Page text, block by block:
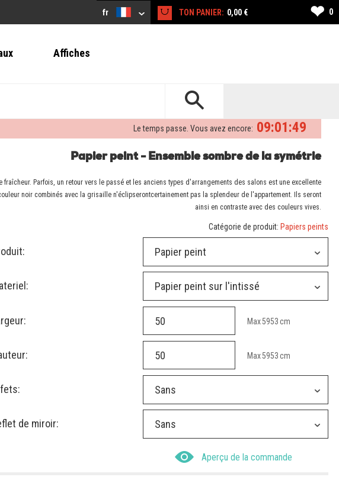
fr TON PANIER: 0,00 € ❤ 0
Affiches
09:01:48
Le temps passe. Vous avez encore:
Papier peint - Ensemble sombre de la symétrie
fraîcheur. Parfois, un retour vers le passé et les anciens types d'arrangements des salons est une excellente
noir combinés avec la grisaille n'éclipserontcertainement pas la splendeur de l'appartement. Ils seront
ainsi en contraste avec des couleurs vives.
Catégorie de produit: Papiers peints
Papier peint
Papier peint sur l'intissé
Max5953 cm
Max5953 cm
Sans
de miroir: Sans
Aperçu de la commande